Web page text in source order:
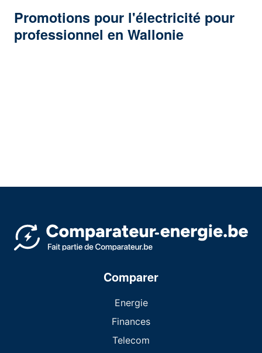
Promotions pour l'électricité pour
professionnel en Wallonie
Comparer
Energie
Finances
Telecom